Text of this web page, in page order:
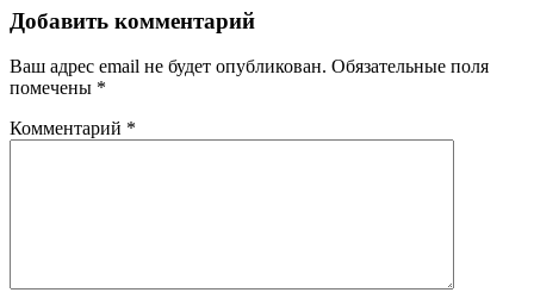
Добавить комментарий
Ваш адрес email не будет опубликован. Обязательные поля
помечены *
Комментарий *